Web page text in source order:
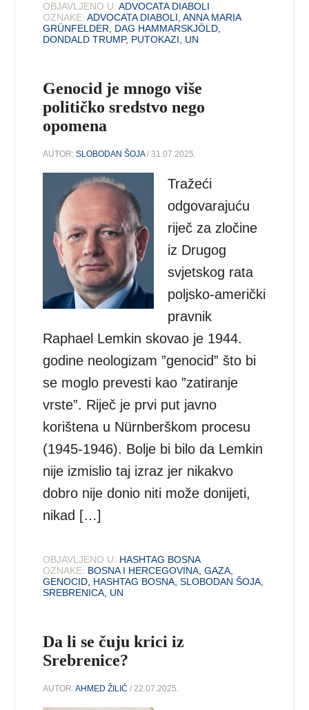
OBJAVLJENO U: ADVOCATA DIABOLI
OZNAKE: ADVOCATA DIABOLI,ANNA MARIA
GRÜNFELDER, DAG HAMMARSKJÖLD,
DONDALD TRUMP, PUTOKAZI, UN
Genocid je mnogo više
političko sredstvo nego
opomena
AUTOR:SLOBODAN ŠOJA/ 31.07.2025.
Tražeći
odgovarajuću
riječ za zločine
iz Drugog
svjetskog rata
poljsko-američki
pravnik
Raphael Lemkin skovao je 1944.
godine neologizam ”genocid” što bi
se moglo prevesti kao ”zatiranje
vrste”. Riječ je prvi put javno
korištena u Nürnberškom procesu
(1945-1946). Bolje bi bilo da Lemkin
nije izmislio taj izraz jer nikakvo
dobro nije donio niti može donijeti,
nikad […]
OBJAVLJENO U: HASHTAG BOSNA
OZNAKE: BOSNA I HERCEGOVINA ,GAZA
GENOCID HASHTAG BOSNA ,SLOBODAN ŠOJA
SREBRENICA UN
Da li se čuju krici iz
Srebrenice?
AUTOR:AHMED ŽILIĆ / 22.07.2025.